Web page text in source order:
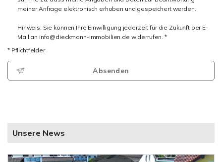
meiner Anfrage elektronisch erhoben und gespeichert werden.
Hinweis: Sie können Ihre Einwilligung jederzeit für die Zukunft per E-
Mail an info@dieckmann-immobilien.de widerrufen. *
* Pflichtfelder
Absenden
Unsere News